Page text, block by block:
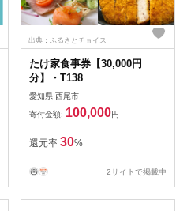
出典：ふるさとチョイス
たけ家食事券【30,000円
分】・T138
愛知県 西尾市
寄付金額: 100,000円
還元率 30%
2サイトで掲載中